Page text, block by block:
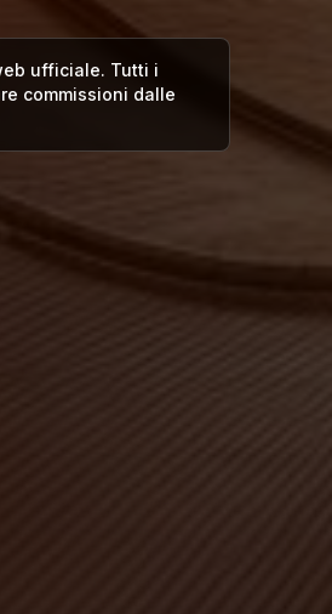
ufficiale. Tutti i
commissioni dalle